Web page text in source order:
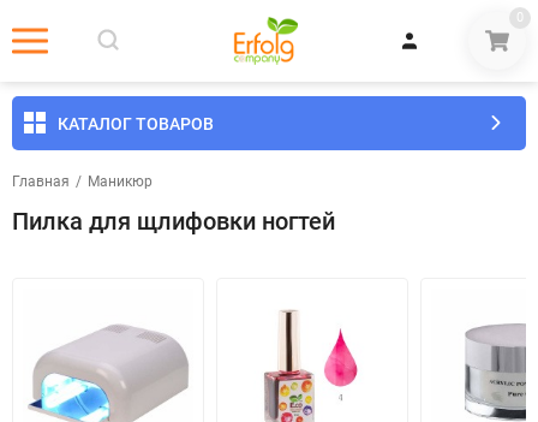
0
КАТАЛОГ ТОВАРОВ
Главная / Маникюр
Пилка для щлифовки ногтей